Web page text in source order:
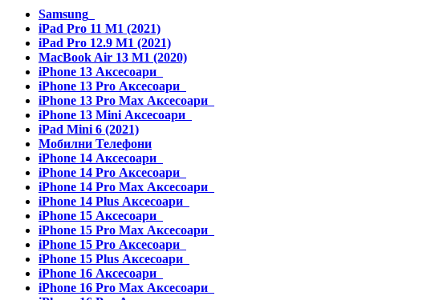
Samsung
iPad Pro 11 M1 (2021)
iPad Pro 12.9 M1 (2021)
MacBook Air 13 M1 (2020)
iPhone 13 Аксесоари
iPhone 13 Pro Аксесоари
iPhone 13 Pro Max Аксесоари
iPhone 13 Mini Аксесоари
iPad Mini 6 (2021)
Мобилни Телефони
iPhone 14 Аксесоари
iPhone 14 Pro Аксесоари
iPhone 14 Pro Max Аксесоари
iPhone 14 Plus Аксесоари
iPhone 15 Аксесоари
iPhone 15 Pro Max Аксесоари
iPhone 15 Pro Аксесоари
iPhone 15 Plus Аксесоари
iPhone 16 Аксесоари
iPhone 16 Pro Max Аксесоари